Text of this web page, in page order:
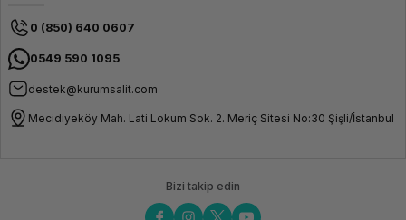
0 (850) 640 0607
0549 590 1095
destek@kurumsalit.com
Mecidiyeköy Mah. Lati Lokum Sok. 2. Meriç Sitesi No:30 Şişli/İstanbul
Bizi takip edin